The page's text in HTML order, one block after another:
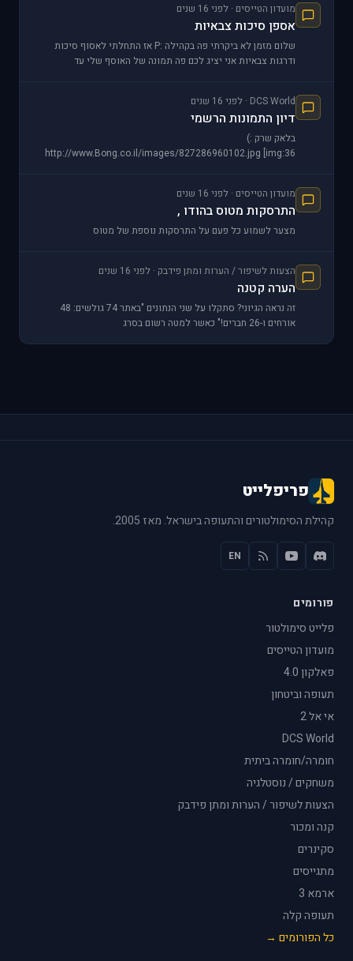
מועדון הטייסים · לפני 16 שנים
אספן סיכות צבאיות
שלום מזמן לא ביקרתי פה בקהילה :P אז התחלתי לאסוף סיכות
ודרגות צבאיות אני יציג לכם פה תמונה של האוסף שלי עד
DCS World · לפני 16 שנים
דיון התמונות הרשמי
בלאק שרק :)
http://www.Bong.co.il/images/827286960102.jpg [img:36
מועדון הטייסים · לפני 16 שנים
התרסקות מטוס בהודו ,
מצער לשמוע כל פעם על התרסקות נוספת של מטוס
הצעות לשיפור / הערות ומתן פידבק · לפני 16 שנים
הערה קטנה
זה נראה הגיוני? סתקלו על שני הנתונים "באתר 74 גולשים: 48
אורחים ו-26 חברים!" כאשר למטה רשום בסרג
פריפלייט
קהילת הסימולטורים והתעופה בישראל. מאז 2005.
EN
פורומים
פלייט סימולטור
מועדון הטייסים
פאלקון 4.0
תעופה וביטחון
אי אל 2
DCS World
חומרה/חומרה ביתית
משחקים / נוסטלגיה
הצעות לשיפור / הערות ומתן פידבק
קנה ומכור
סקינרים
מתגייסים
ארמא 3
תעופה קלה
כל הפורומים →